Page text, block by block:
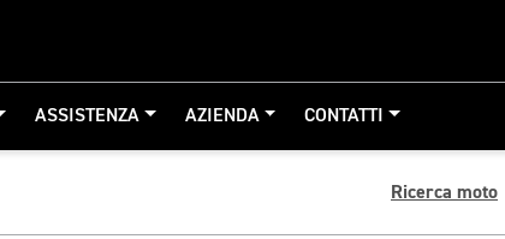
ASSISTENZA AZIENDA CONTATTI
Ricerca moto